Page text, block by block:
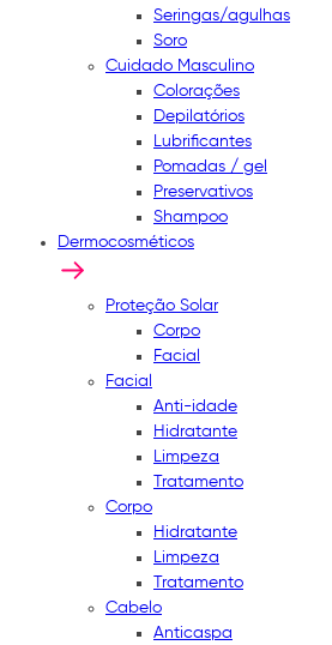
Seringas/agulhas
Soro
Cuidado Masculino
Colorações
Depilatórios
Lubrificantes
Pomadas / gel
Preservativos
Shampoo
Dermocosméticos
Proteção Solar
Corpo
Facial
Facial
Anti-idade
Hidratante
Limpeza
Tratamento
Corpo
Hidratante
Limpeza
Tratamento
Cabelo
Anticaspa